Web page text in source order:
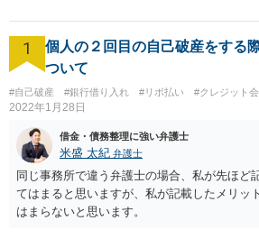
1
個人の２回目の自己破産をする
ついて
#自己破産 #銀行借り入れ #リボ払い #クレジット
2022年1月28日
借金・債務整理に強い弁護士
米盛 太紀 弁護士
同じ事務所で違う弁護士の場合、私が先ほど
てはまると思いますが、私が記載したメリッ
はまらないと思います。